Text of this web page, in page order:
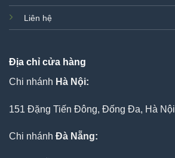
Liên hệ
Địa chỉ cửa hàng
Chi nhánh Hà Nội:
151 Đặng Tiến Đông, Đống Đa, Hà Nội
Chi nhánh Đà Nẵng: